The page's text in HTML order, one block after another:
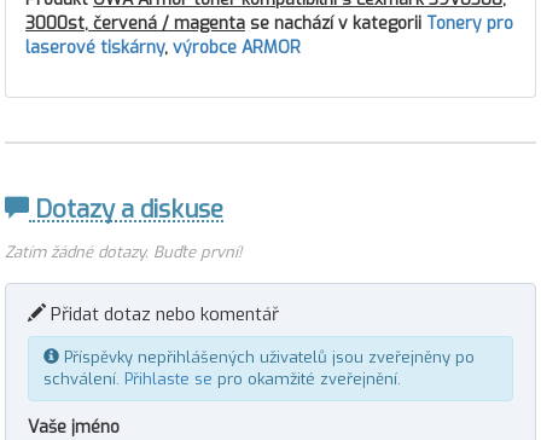
3000st, červená / magenta se nachází v kategorii Tonery pro
laserové tiskárny, výrobce ARMOR
Dotazy a diskuse
Zatím žádné dotazy. Buďte první!
Přidat dotaz nebo komentář
Příspěvky nepřihlášených uživatelů jsou zveřejněny po
schválení. Přihlaste se pro okamžité zveřejnění.
Vaše jméno